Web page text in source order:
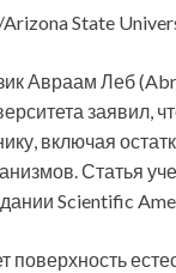
State
Авраам Леб
заявил,
включая
Статья
Scientific
поверхность